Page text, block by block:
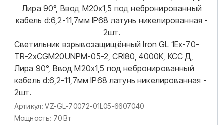
Светильник взрывозащищённый Iron GL 1Ex-70-
TR-2хCGM20UNPM-05-2, CRI80, 4000K, КСС Д,
Лира 90°, Ввод М20х1,5 под небронированный
кабель d:6,2-11,7мм IP68 латунь никелированная -
2шт.
Артикул: VZ-GL-70072-01L05-6607040
Мощность: 70 Вт